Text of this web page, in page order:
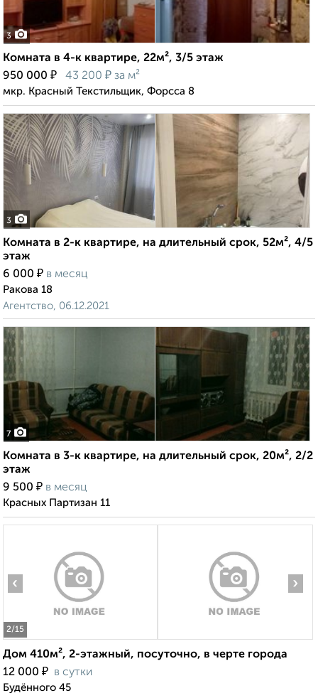
3
Комната в 4-к квартире, 22м², 3/5 этаж
950 000 ₽ 43 200 ₽ за м²
мкр. Красный Текстильщик, Форсса 8
3
Комната в 2-к квартире, на длительный срок, 52м², 4/5
этаж
6 000 ₽ в месяц
Ракова 18
Агентство, 06.12.2021
7
Комната в 3-к квартире, на длительный срок, 20м², 2/2
этаж
9 500 ₽ в месяц
Красных Партизан 11
2/15
‹ ›
Дом 410м², 2-этажный, посуточно, в черте города
12 000 ₽ в сутки
Будённого 45